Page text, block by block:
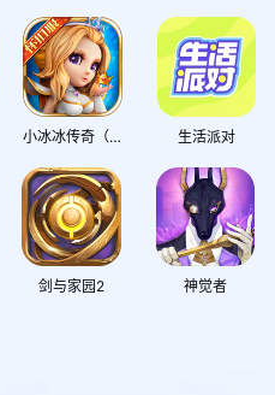
小冰冰传奇（官方正版怀旧服） 生活派对
剑与家园2 神觉者